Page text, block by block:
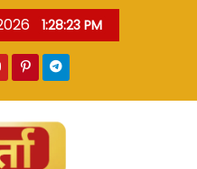
1:28:23 PM